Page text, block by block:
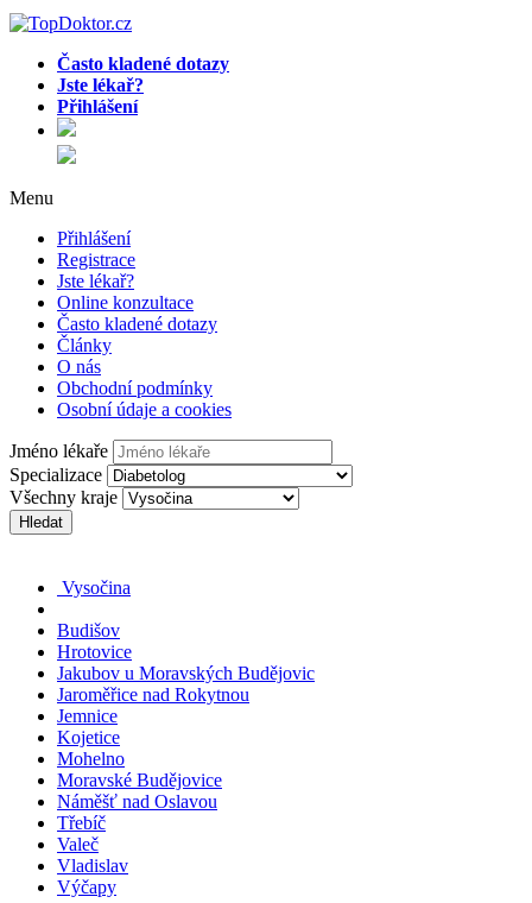
Často kladené dotazy
Jste lékař?
Přihlášení
Menu
Přihlášení
Registrace
Jste lékař?
Online konzultace
Často kladené dotazy
Články
O nás
Obchodní podmínky
Osobní údaje a cookies
Jméno lékaře
Specializace
Všechny kraje
Hledat
Vysočina
Budišov
Hrotovice
Jakubov u Moravských Budějovic
Jaroměřice nad Rokytnou
Jemnice
Kojetice
Mohelno
Moravské Budějovice
Náměšť nad Oslavou
Třebíč
Valeč
Vladislav
Výčapy